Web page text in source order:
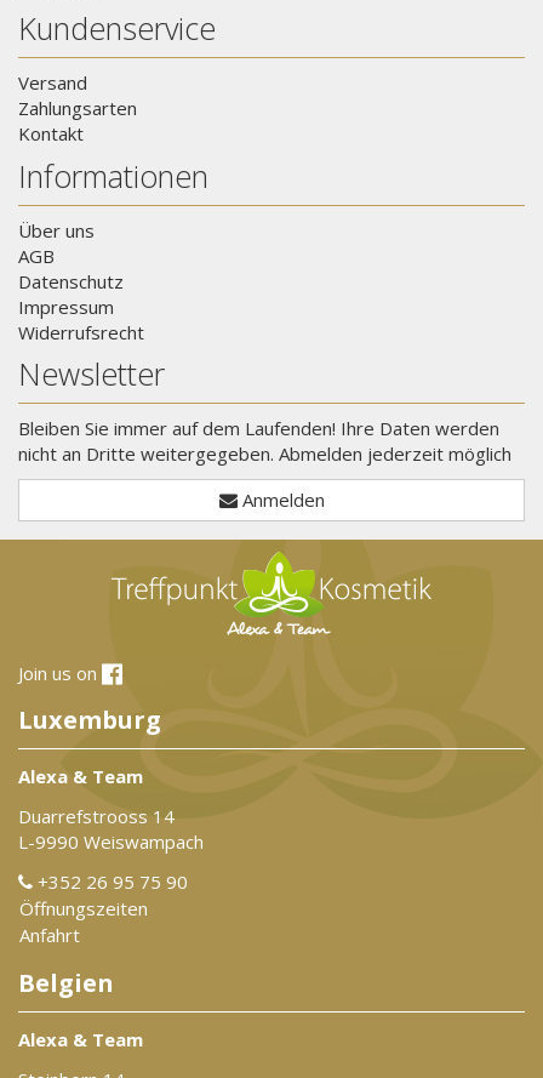
Kundenservice
Versand
Zahlungsarten
Kontakt
Informationen
Über uns
AGB
Datenschutz
Impressum
Widerrufsrecht
Newsletter
Bleiben Sie immer auf dem Laufenden! Ihre Daten werden
nicht an Dritte weitergegeben. Abmelden jederzeit möglich
Anmelden
Join us on
Luxemburg
Alexa & Team
Duarrefstrooss 14
L-9990 Weiswampach
+352 26 95 75 90
Öffnungszeiten
Anfahrt
Belgien
Alexa & Team